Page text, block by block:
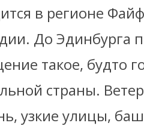
в регионе
До Эдинбурга
такое, будто
страны.
узкие улицы,